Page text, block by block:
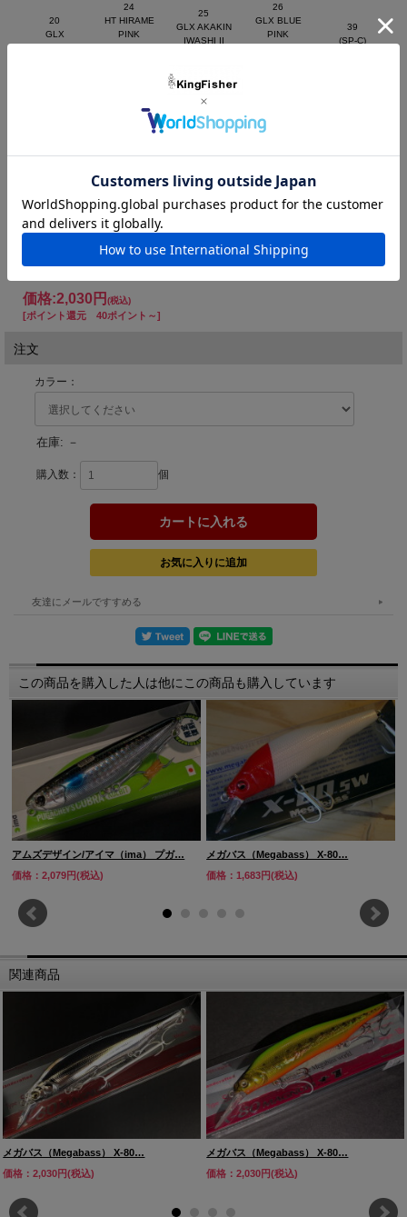
20
GLX
24
HT HIRAME
PINK
25
GLX AKAKIN
IWASHI II
26
GLX BLUE
PINK
39
(SP-C)
43
44
GOLD
45
IWASHI
46
CHART HEAD
47
DO CHART
29
価格:2,030円 (税込)
[ポイント還元 40ポイント～]
注文
カラー：
在庫: －
購入数： 個
友達にメールですすめる
この商品を購入した人は他にこの商品も購入しています
アムズデザイン/アイマ（ima） プガ…
価格：2,079円(税込)
メガバス（Megabass） X-80…
価格：1,683円(税込)
関連商品
メガバス（Megabass） X-80…
価格：2,030円(税込)
メガバス（Megabass） X-80…
価格：2,030円(税込)